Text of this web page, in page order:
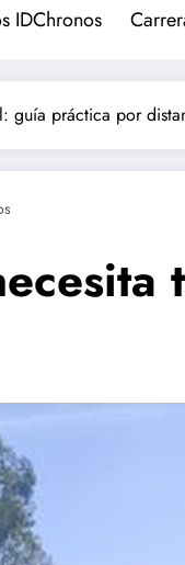
IDChronos
guía práctica por